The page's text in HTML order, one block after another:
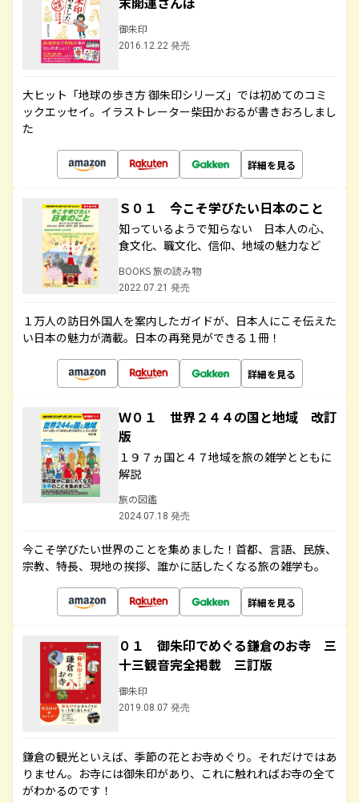
御朱印
2016.12.22 発売
大ヒット「地球の歩き方 御朱印シリーズ」では初めてのコミ
ックエッセイ。イラストレーター柴田かおるが書きおろしまし
た
詳細を見る
Ｓ０１ 今こそ学びたい日本のこと
知っているようで知らない 日本人の心、
食文化、職文化、信仰、地域の魅力など
BOOKS 旅の読み物
2022.07.21 発売
１万人の訪日外国人を案内したガイドが、日本人にこそ伝えた
い日本の魅力が満載。日本の再発見ができる１冊！
詳細を見る
Ｗ０１ 世界２４４の国と地域 改訂
版
１９７ヵ国と４７地域を旅の雑学とともに
解説
旅の図鑑
2024.07.18 発売
今こそ学びたい世界のことを集めました！首都、言語、民族、
宗教、特長、現地の挨拶、誰かに話したくなる旅の雑学も。
詳細を見る
０１ 御朱印でめぐる鎌倉のお寺 三
十三観音完全掲載 三訂版
御朱印
2019.08.07 発売
鎌倉の観光といえば、季節の花とお寺めぐり。それだけではあ
りません。お寺には御朱印があり、これに触れればお寺の全て
がわかるのです！